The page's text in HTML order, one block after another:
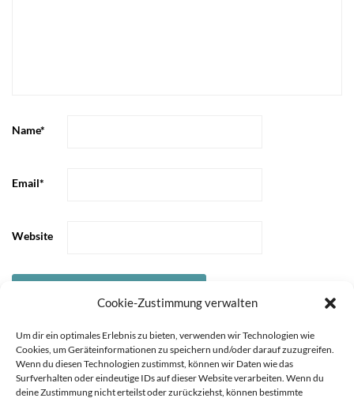
Cookie-Zustimmung verwalten
Um dir ein optimales Erlebnis zu bieten, verwenden wir Technologien wie
Cookies, um Geräteinformationen zu speichern und/oder darauf zuzugreifen.
Wenn du diesen Technologien zustimmst, können wir Daten wie das
Surfverhalten oder eindeutige IDs auf dieser Website verarbeiten. Wenn du
deine Zustimmung nicht erteilst oder zurückziehst, können bestimmte
Name*
Email*
Website